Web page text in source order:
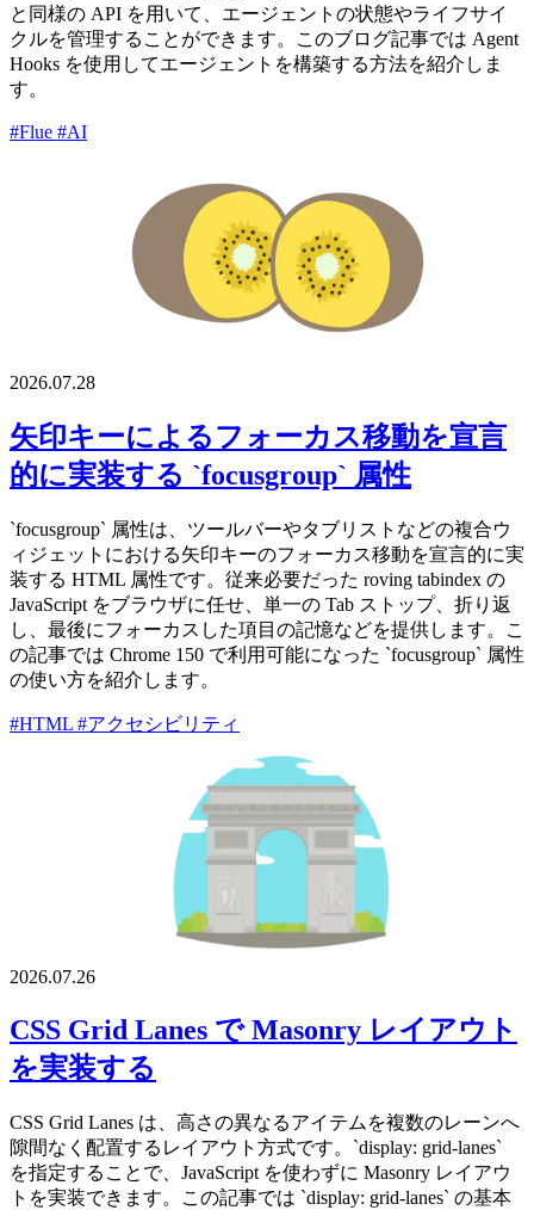
と同様の API を用いて、エージェントの状態やライフサイ
クルを管理することができます。このブログ記事では Agent
Hooks を使用してエージェントを構築する方法を紹介しま
す。
#Flue #AI
2026.07.28
矢印キーによるフォーカス移動を宣言
的に実装する `focusgroup` 属性
`focusgroup` 属性は、ツールバーやタブリストなどの複合ウ
ィジェットにおける矢印キーのフォーカス移動を宣言的に実
装する HTML 属性です。従来必要だった roving tabindex の
JavaScript をブラウザに任せ、単一の Tab ストップ、折り返
し、最後にフォーカスした項目の記憶などを提供します。こ
の記事では Chrome 150 で利用可能になった `focusgroup` 属性
の使い方を紹介します。
#HTML #アクセシビリティ
2026.07.26
CSS Grid Lanes で Masonry レイアウト
を実装する
CSS Grid Lanes は、高さの異なるアイテムを複数のレーンへ
隙間なく配置するレイアウト方式です。`display: grid-lanes`
を指定することで、JavaScript を使わずに Masonry レイアウ
トを実装できます。この記事では `display: grid-lanes` の基本